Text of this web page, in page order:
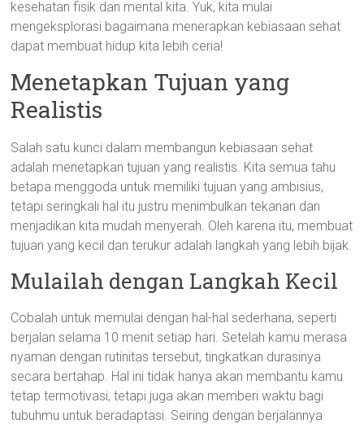
kesehatan fisik dan mental kita. Yuk, kita mulai
mengeksplorasi bagaimana menerapkan kebiasaan sehat
dapat membuat hidup kita lebih ceria!
Menetapkan Tujuan yang
Realistis
Salah satu kunci dalam membangun kebiasaan sehat
adalah menetapkan tujuan yang realistis. Kita semua tahu
betapa menggoda untuk memiliki tujuan yang ambisius,
tetapi seringkali hal itu justru menimbulkan tekanan dan
menjadikan kita mudah menyerah. Oleh karena itu, membuat
tujuan yang kecil dan terukur adalah langkah yang lebih bijak.
Mulailah dengan Langkah Kecil
Cobalah untuk memulai dengan hal-hal sederhana, seperti
berjalan selama 10 menit setiap hari. Setelah kamu merasa
nyaman dengan rutinitas tersebut, tingkatkan durasinya
secara bertahap. Hal ini tidak hanya akan membantu kamu
tetap termotivasi, tetapi juga akan memberi waktu bagi
tubuhmu untuk beradaptasi. Seiring dengan berjalannya